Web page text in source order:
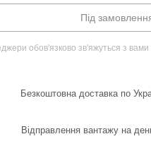
Під
обов'язково зв'яжуться з
Безкоштовна доставка по
Відправлення вантажу на